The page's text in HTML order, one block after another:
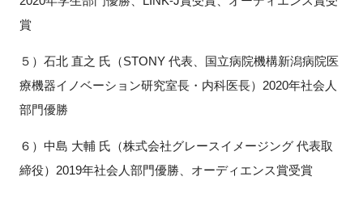
賞
５）石北 直之 氏（STONY 代表、国立病院機構新潟病院医
療機器イノベーション研究室長・内科医長）2020年社会人
部門優勝
６）中島 大輔 氏（株式会社グレースイメージング 代表取
締役）2019年社会人部門優勝、オーディエンス賞受賞